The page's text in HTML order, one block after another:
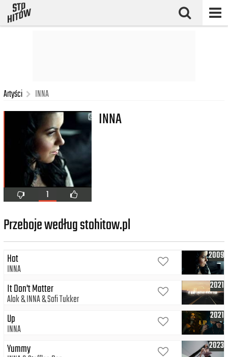
Artyści INNA
1
INNA
Przeboje według stohitow.pl
2009
Hot
INNA
2021
It Don't Matter
Alok INNA Sofi Tukker
2021
Up
INNA
2023
Yummy